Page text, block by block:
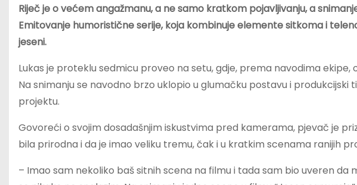
Riječ je o većem angažmanu, a ne samo kratkom pojavljivanju, a
Emitovanje humoristične serije, koja kombinuje elemente sitkoma i
jeseni.
Lukas je proteklu sedmicu proveo na setu, gdje, prema navodima ekipe,
Na snimanju se navodno brzo uklopio u glumačku postavu i produkcijski
projektu.
Govoreći o svojim dosadašnjim iskustvima pred kamerama, pjevač je
bila prirodna i da je imao veliku tremu, čak i u kratkim scenama ranijih
– Imao sam nekoliko baš sitnih scena na filmu i tada sam bio uveren da